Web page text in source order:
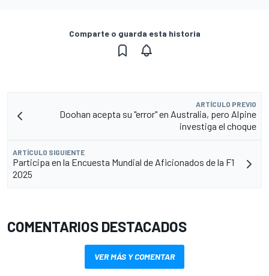
Comparte o guarda esta historia
ARTÍCULO PREVIO
Doohan acepta su "error" en Australia, pero Alpine
investiga el choque
ARTÍCULO SIGUIENTE
Participa en la Encuesta Mundial de Aficionados de la F1
2025
COMENTARIOS DESTACADOS
VER MÁS Y COMENTAR